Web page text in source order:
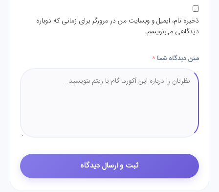
ذخیره نام، ایمیل و وبسایت من در مرورگر برای زمانی که دوباره
دیدگاهی می‌نویسم.
متن دیدگاه شما*